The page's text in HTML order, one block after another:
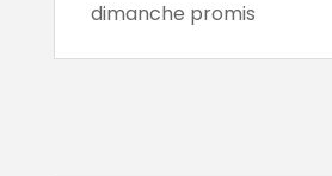
dimanche promis